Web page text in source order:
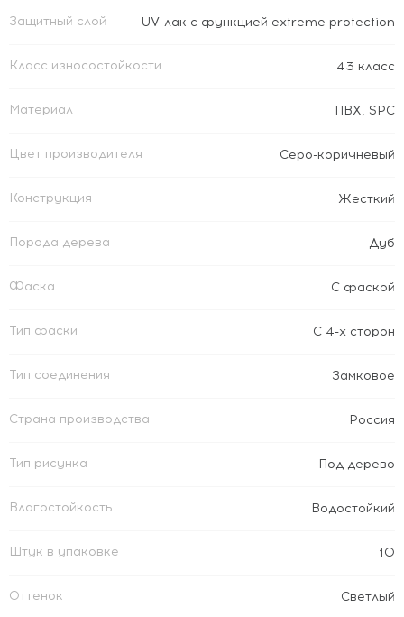
Защитный слой UV-лак с функцией extreme protection
Класс износостойкости 43 класс
Материал ПВХ, SPC
Цвет производителя Серо-коричневый
Конструкция Жесткий
Порода дерева Дуб
Фаска С фаской
Тип фаски С 4-х сторон
Тип соединения Замковое
Страна производства Россия
Тип рисунка Под дерево
Влагостойкость Водостойкий
Штук в упаковке 10
Оттенок Светлый